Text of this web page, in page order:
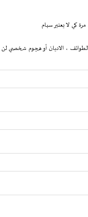
كي لا يعتبر سبام
، الاديان أو هجوم شخصي